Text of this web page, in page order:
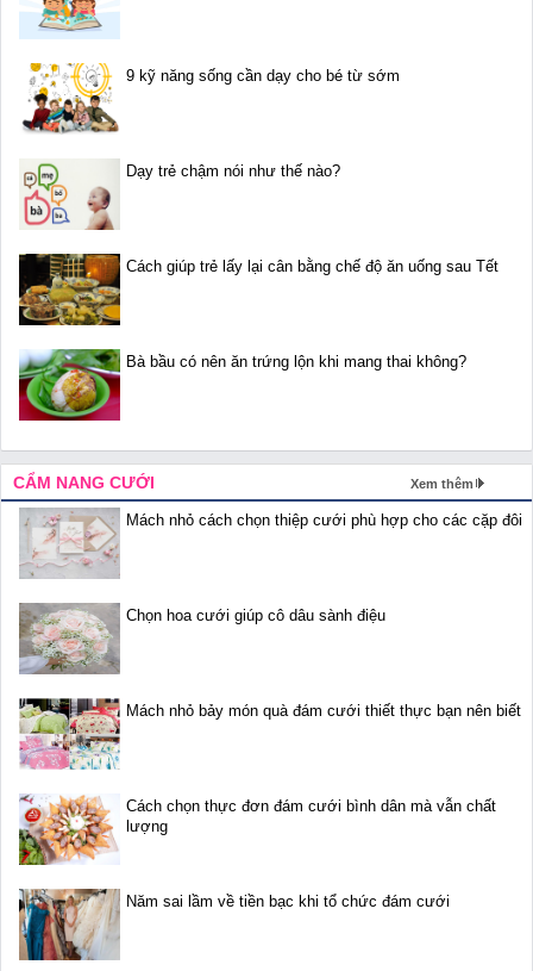
9 kỹ năng sống cần dạy cho bé từ sớm
Dạy trẻ chậm nói như thế nào?
Cách giúp trẻ lấy lại cân bằng chế độ ăn uống sau Tết
Bà bầu có nên ăn trứng lộn khi mang thai không?
CẨM NANG CƯỚI Xem thêm
Mách nhỏ cách chọn thiệp cưới phù hợp cho các cặp đôi
Chọn hoa cưới giúp cô dâu sành điệu
Mách nhỏ bảy món quà đám cưới thiết thực bạn nên biết
Cách chọn thực đơn đám cưới bình dân mà vẫn chất
lượng
Năm sai lầm về tiền bạc khi tổ chức đám cưới